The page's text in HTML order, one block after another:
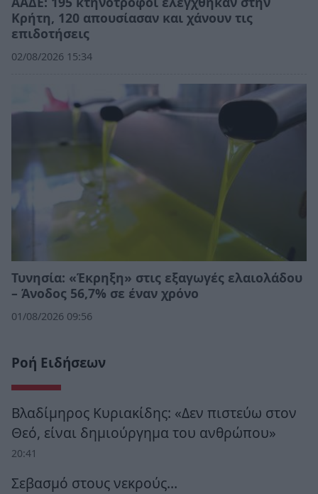
Κρήτη, 120 απουσίασαν και χάνουν τις
επιδοτήσεις
02/08/2026 15:34
Τυνησία: «Έκρηξη» στις εξαγωγές ελαιολάδου
– Άνοδος 56,7% σε έναν χρόνο
01/08/2026 09:56
Ροή Ειδήσεων
Βλαδίμηρος Κυριακίδης: «Δεν πιστεύω στον
Θεό, είναι δημιούργημα του ανθρώπου»
20:41
Σεβασμό στους νεκρούς…